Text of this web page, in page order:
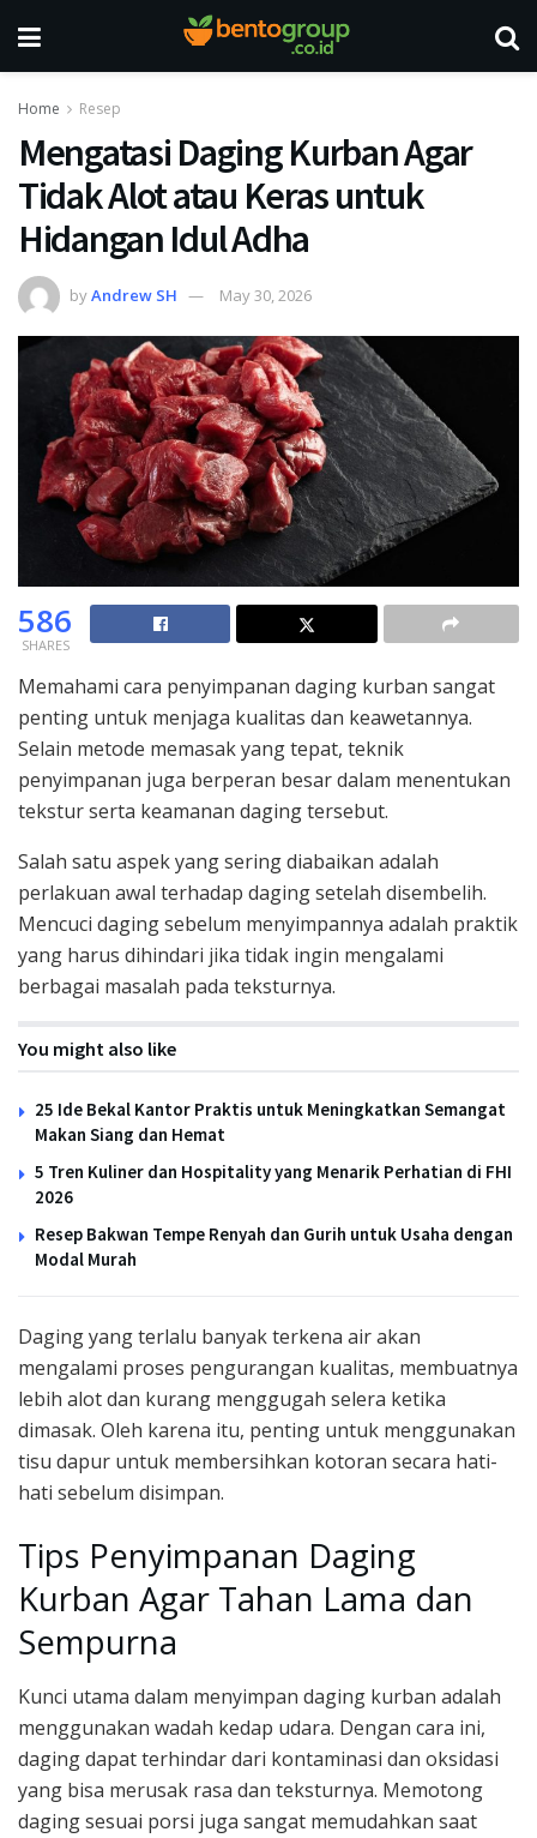
Home Resep
Mengatasi Daging Kurban Agar
Tidak Alot atau Keras untuk
Hidangan Idul Adha
byAndrew SH May 30, 2026
586
SHARES
Memahami cara penyimpanan daging kurban sangat
penting untuk menjaga kualitas dan keawetannya.
Selain metode memasak yang tepat, teknik
penyimpanan juga berperan besar dalam menentukan
tekstur serta keamanan daging tersebut.
Salah satu aspek yang sering diabaikan adalah
perlakuan awal terhadap daging setelah disembelih.
Mencuci daging sebelum menyimpannya adalah praktik
yang harus dihindari jika tidak ingin mengalami
berbagai masalah pada teksturnya.
You might also like
25 Ide Bekal Kantor Praktis untuk Meningkatkan Semangat
Makan Siang dan Hemat
5 Tren Kuliner dan Hospitality yang Menarik Perhatian di FHI
2026
Resep Bakwan Tempe Renyah dan Gurih untuk Usaha dengan
Modal Murah
Daging yang terlalu banyak terkena air akan
mengalami proses pengurangan kualitas, membuatnya
lebih alot dan kurang menggugah selera ketika
dimasak. Oleh karena itu, penting untuk menggunakan
tisu dapur untuk membersihkan kotoran secara hati-
hati sebelum disimpan.
Tips Penyimpanan Daging
Kurban Agar Tahan Lama dan
Sempurna
Kunci utama dalam menyimpan daging kurban adalah
menggunakan wadah kedap udara. Dengan cara ini,
daging dapat terhindar dari kontaminasi dan oksidasi
yang bisa merusak rasa dan teksturnya. Memotong
daging sesuai porsi juga sangat memudahkan saat